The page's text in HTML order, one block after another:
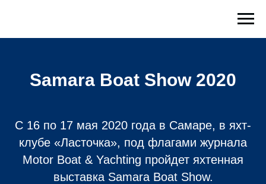
Samara Boat Show 2020
С 16 по 17 мая 2020 года в Самаре, в яхт-
клубе «Ласточка», под флагами журнала
Motor Boat & Yachting пройдет яхтенная
выставка Samara Boat Show.